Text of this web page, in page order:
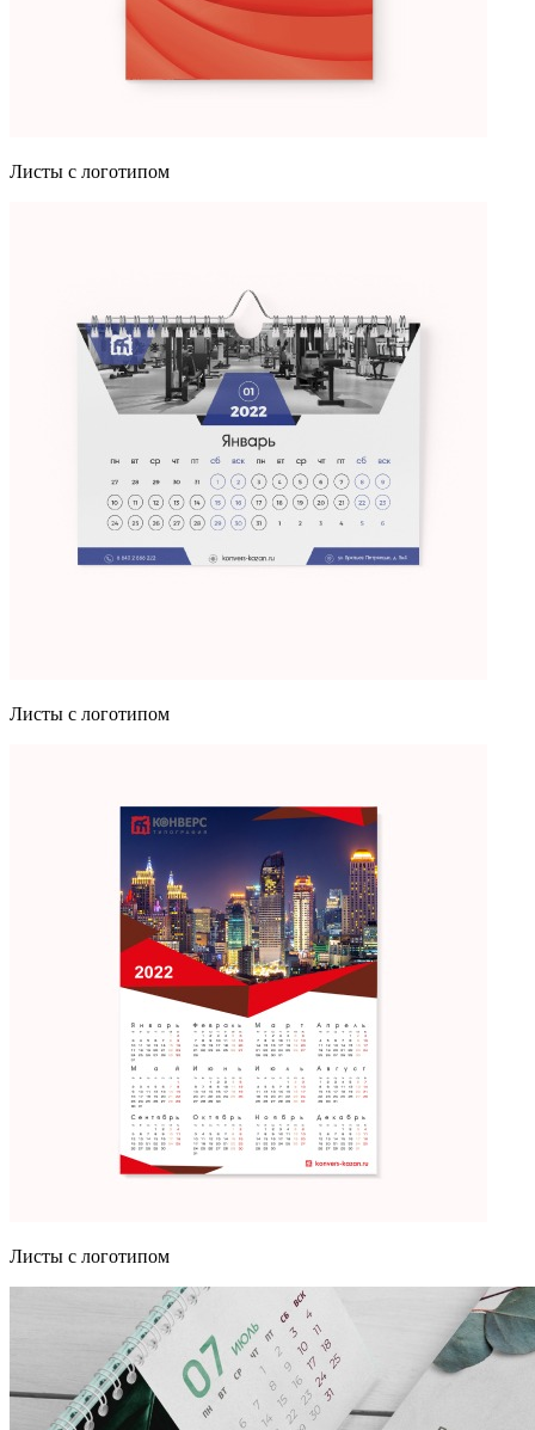
Листы с логотипом
Листы с логотипом
Листы с логотипом